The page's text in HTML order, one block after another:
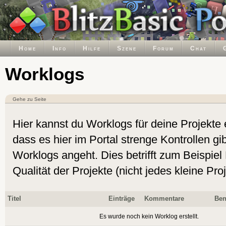
Home Info Hilfe Szene Forum Chat
Worklogs
Gehe zu Seite
Hier kannst du Worklogs für deine
dass es hier im Portal strenge Kontrollen
Worklogs angeht. Dies betrifft zum
Qualität der Projekte (nicht jedes kleine
Titel Einträge Kommentare
Es wurde noch kein Worklog erstellt.